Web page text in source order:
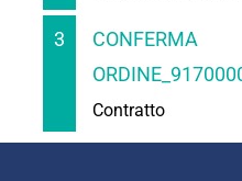
3
CONFERMA
Contratto